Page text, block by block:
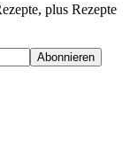
plus Rezepte
Abonnieren